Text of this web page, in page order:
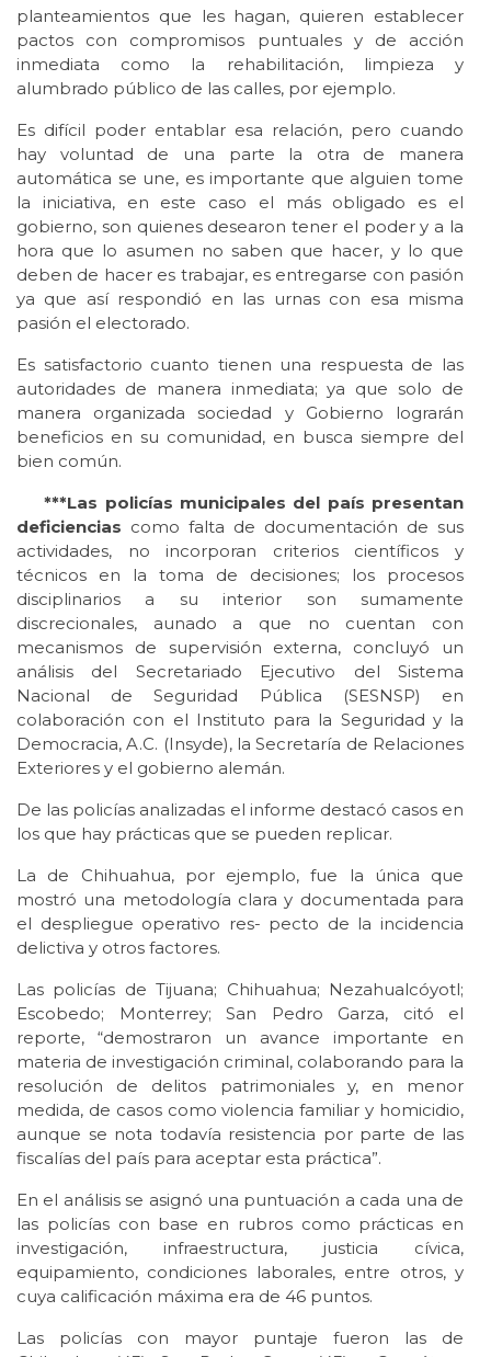
planteamientos que les hagan, quieren establecer
pactos con compromisos puntuales y de acción
inmediata como la rehabilitación, limpieza y
alumbrado público de las calles, por ejemplo.
Es difícil poder entablar esa relación, pero cuando
hay voluntad de una parte la otra de manera
automática se une, es importante que alguien tome
la iniciativa, en este caso el más obligado es el
gobierno, son quienes desearon tener el poder y a la
hora que lo asumen no saben que hacer, y lo que
deben de hacer es trabajar, es entregarse con pasión
ya que así respondió en las urnas con esa misma
pasión el electorado.
Es satisfactorio cuanto tienen una respuesta de las
autoridades de manera inmediata; ya que solo de
manera organizada sociedad y Gobierno lograrán
beneficios en su comunidad, en busca siempre del
bien común.
***Las policías municipales del país presentan
deficiencias como falta de documentación de sus
actividades, no incorporan criterios científicos y
técnicos en la toma de decisiones; los procesos
disciplinarios a su interior son sumamente
discrecionales, aunado a que no cuentan con
mecanismos de supervisión externa, concluyó un
análisis del Secretariado Ejecutivo del Sistema
Nacional de Seguridad Pública (SESNSP) en
colaboración con el Instituto para la Seguridad y la
Democracia, A.C. (Insyde), la Secretaría de Relaciones
Exteriores y el gobierno alemán.
De las policías analizadas el informe destacó casos en
los que hay prácticas que se pueden replicar.
La de Chihuahua, por ejemplo, fue la única que
mostró una metodología clara y documentada para
el despliegue operativo res- pecto de la incidencia
delictiva y otros factores.
Las policías de Tijuana; Chihuahua; Nezahualcóyotl;
Escobedo; Monterrey; San Pedro Garza, citó el
reporte, “demostraron un avance importante en
materia de investigación criminal, colaborando para la
resolución de delitos patrimoniales y, en menor
medida, de casos como violencia familiar y homicidio,
aunque se nota todavía resistencia por parte de las
fiscalías del país para aceptar esta práctica”.
En el análisis se asignó una puntuación a cada una de
las policías con base en rubros como prácticas en
investigación, infraestructura, justicia cívica,
equipamiento, condiciones laborales, entre otros, y
cuya calificación máxima era de 46 puntos.
Las policías con mayor puntaje fueron las de